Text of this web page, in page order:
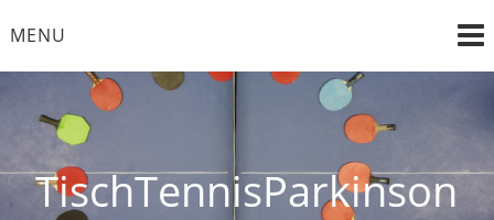
toMENU
TischTennisParkinson